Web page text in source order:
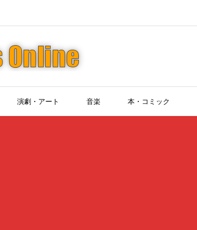
演劇・アート 音楽 本・コミック